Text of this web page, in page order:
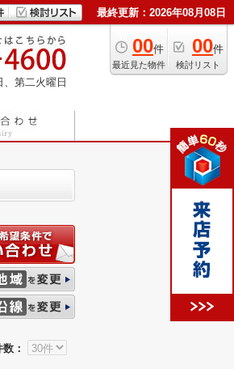
最終更新：2026年08月08日
00件
最近見た物件
00件
検討リスト
第二火曜日
：